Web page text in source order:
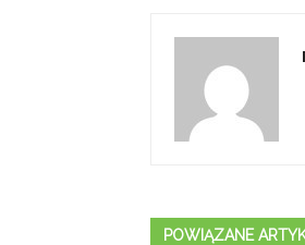
POWIĄZANE